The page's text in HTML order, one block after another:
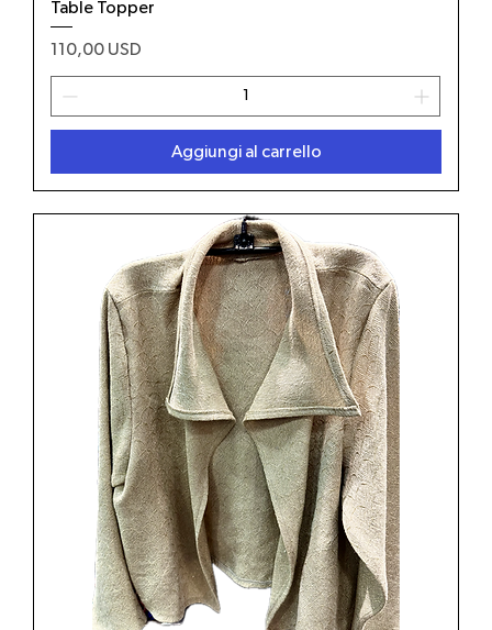
Table Topper
Prezzo
110,00 USD
Aggiungi al carrello